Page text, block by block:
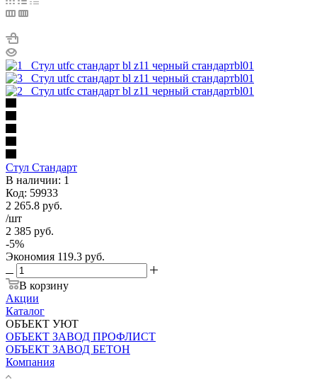
Стул Стандарт
В наличии: 1
Код: 59933
2 265.8 руб.
/шт
2 385 руб.
-5%
Экономия 119.3 руб.
В корзину
Акции
Каталог
ОБЪЕКТ УЮТ
ОБЪЕКТ ЗАВОД ПРОФЛИСТ
ОБЪЕКТ ЗАВОД БЕТОН
Компания